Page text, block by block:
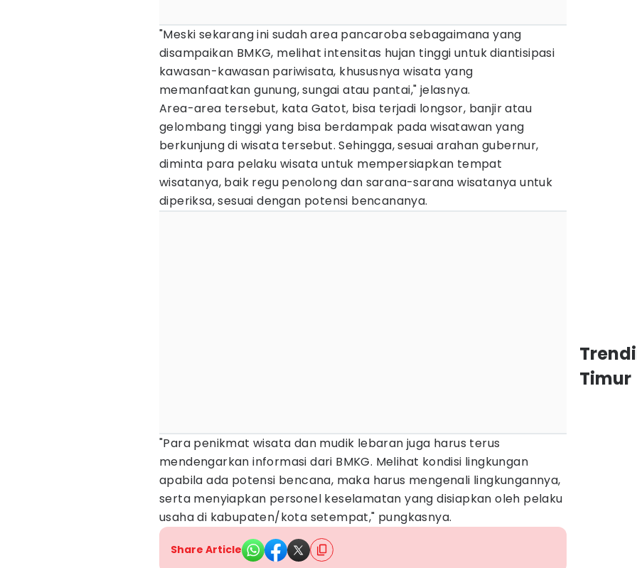
"Meski sekarang ini sudah area pancaroba sebagaimana yang
disampaikan BMKG, melihat intensitas hujan tinggi untuk diantisipasi
kawasan-kawasan pariwisata, khususnya wisata yang
memanfaatkan gunung, sungai atau pantai," jelasnya.
Area-area tersebut, kata Gatot, bisa terjadi longsor, banjir atau
gelombang tinggi yang bisa berdampak pada wisatawan yang
berkunjung di wisata tersebut. Sehingga, sesuai arahan gubernur,
diminta para pelaku wisata untuk mempersiapkan tempat
wisatanya, baik regu penolong dan sarana-sarana wisatanya untuk
diperiksa, sesuai dengan potensi bencananya.
"Para penikmat wisata dan mudik lebaran juga harus terus
mendengarkan informasi dari BMKG. Melihat kondisi lingkungan
apabila ada potensi bencana, maka harus mengenali lingkungannya,
serta menyiapkan personel keselamatan yang disiapkan oleh pelaku
usaha di kabupaten/kota setempat," pungkasnya.
Share Article
Timur